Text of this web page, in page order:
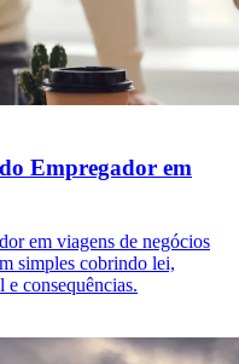
Empregador em
em viagens de negócios
simples cobrindo lei,
e consequências.